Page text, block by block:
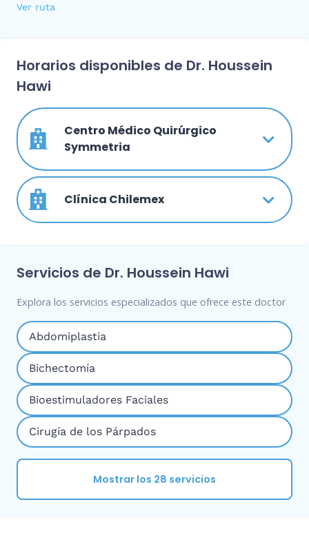
Ver ruta
Horarios disponibles de Dr. Houssein
Hawi
Centro Médico Quirúrgico
Symmetria
Clínica Chilemex
Servicios de Dr. Houssein Hawi
Explora los servicios especializados que ofrece este doctor
Abdomiplastia
Bichectomía
Bioestimuladores Faciales
Cirugía de los Párpados
Mostrar los 28 servicios